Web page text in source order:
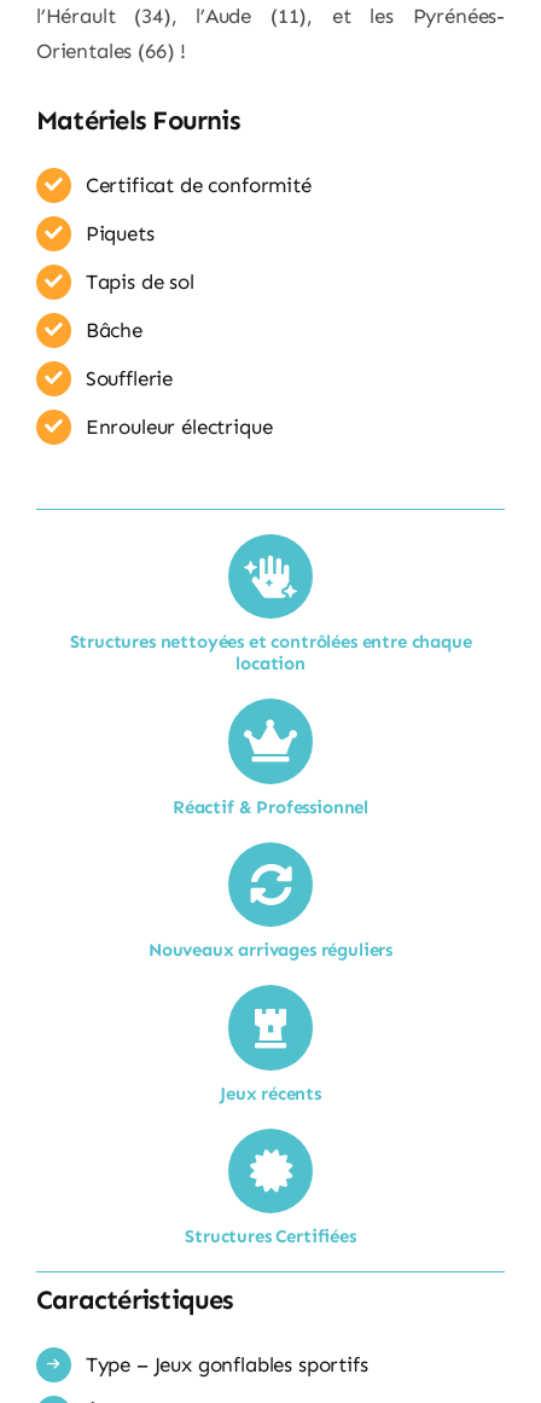
l’Hérault (34), l’Aude (11), et les Pyrénées-
Orientales (66) !
Matériels Fournis
Certificat de conformité
Piquets
Tapis de sol
Bâche
Soufflerie
Enrouleur​ électrique
Structures nettoyées et contrôlées entre chaque
location​
Réactif & Professionnel
Nouveaux arrivages réguliers
Jeux récents
Structures Certifiées
Caractéristiques
Type – Jeux gonflables sportifs